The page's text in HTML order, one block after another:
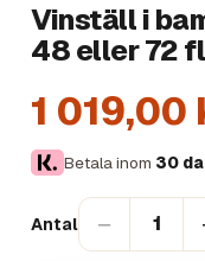
Vinställ i
48 eller 72
1 019,00
Betala inom 30
Antal − 1